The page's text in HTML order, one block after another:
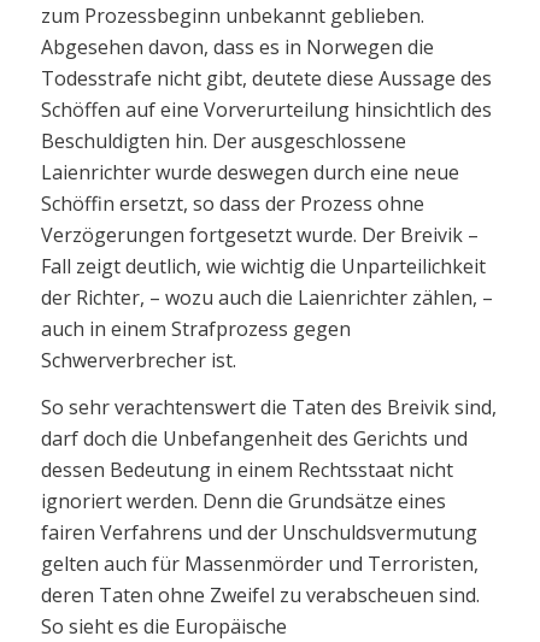
zum Prozessbeginn unbekannt geblieben.
Abgesehen davon, dass es in Norwegen die
Todesstrafe nicht gibt, deutete diese Aussage des
Schöffen auf eine Vorverurteilung hinsichtlich des
Beschuldigten hin. Der ausgeschlossene
Laienrichter wurde deswegen durch eine neue
Schöffin ersetzt, so dass der Prozess ohne
Verzögerungen fortgesetzt wurde. Der Breivik –
Fall zeigt deutlich, wie wichtig die Unparteilichkeit
der Richter, – wozu auch die Laienrichter zählen, –
auch in einem Strafprozess gegen
Schwerverbrecher ist.
So sehr verachtenswert die Taten des Breivik sind,
darf doch die Unbefangenheit des Gerichts und
dessen Bedeutung in einem Rechtsstaat nicht
ignoriert werden. Denn die Grundsätze eines
fairen Verfahrens und der Unschuldsvermutung
gelten auch für Massenmörder und Terroristen,
deren Taten ohne Zweifel zu verabscheuen sind.
So sieht es die Europäische